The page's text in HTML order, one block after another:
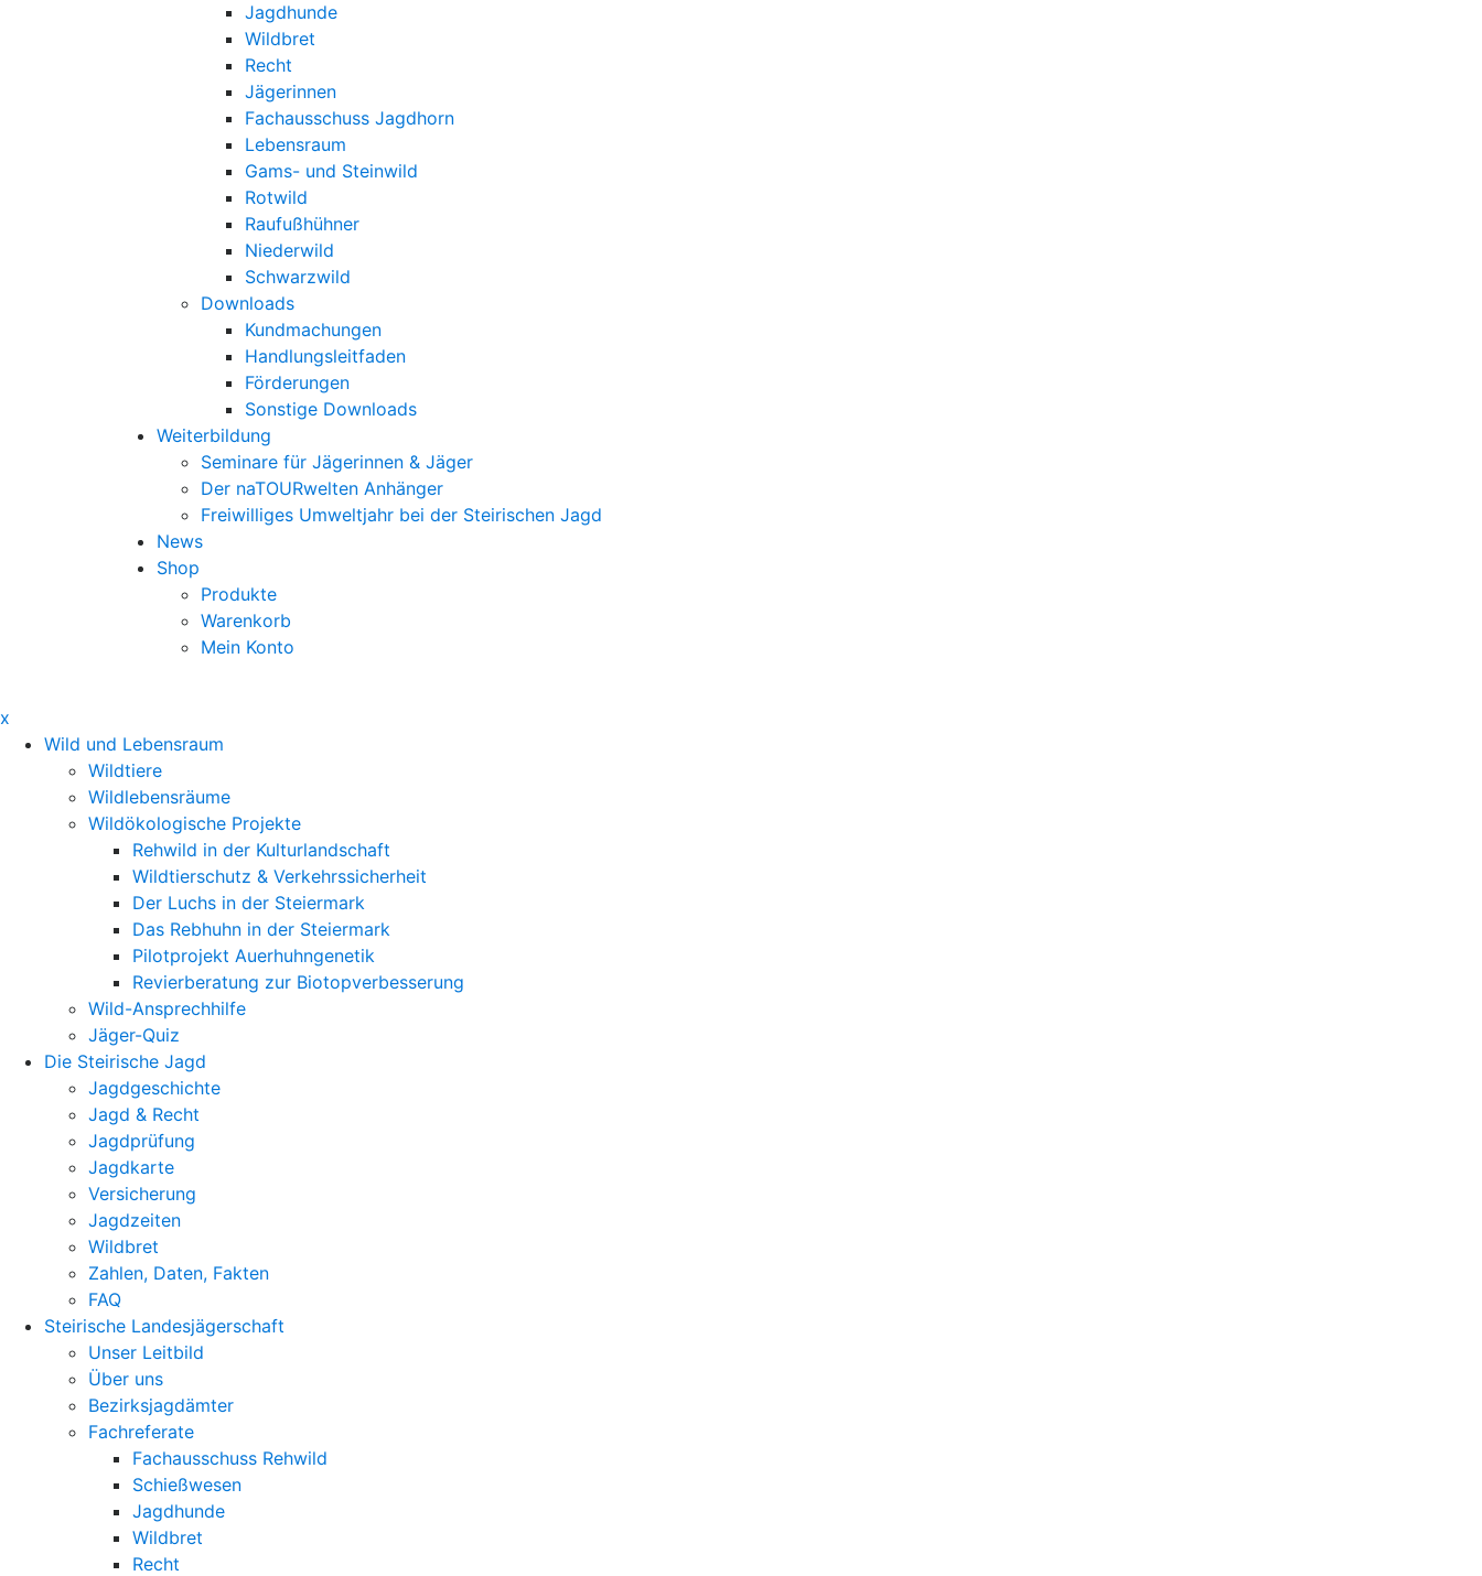
Jagdhunde
Wildbret
Recht
Jägerinnen
Fachausschuss Jagdhorn
Lebensraum
Gams- und Steinwild
Rotwild
Raufußhühner
Niederwild
Schwarzwild
Downloads
Kundmachungen
Handlungsleitfaden
Förderungen
Sonstige Downloads
Weiterbildung
Seminare für Jägerinnen & Jäger
Der naTOURwelten Anhänger
Freiwilliges Umweltjahr bei der Steirischen Jagd
News
Shop
Produkte
Warenkorb
Mein Konto
x
Wild und Lebensraum
Wildtiere
Wildlebensräume
Wildökologische Projekte
Rehwild in der Kulturlandschaft
Wildtierschutz & Verkehrssicherheit
Der Luchs in der Steiermark
Das Rebhuhn in der Steiermark
Pilotprojekt Auerhuhngenetik
Revierberatung zur Biotopverbesserung
Wild-Ansprechhilfe
Jäger-Quiz
Die Steirische Jagd
Jagdgeschichte
Jagd & Recht
Jagdprüfung
Jagdkarte
Versicherung
Jagdzeiten
Wildbret
Zahlen, Daten, Fakten
FAQ
Steirische Landesjägerschaft
Unser Leitbild
Über uns
Bezirksjagdämter
Fachreferate
Fachausschuss Rehwild
Schießwesen
Jagdhunde
Wildbret
Recht